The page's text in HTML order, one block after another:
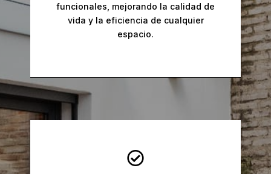
funcionales, mejorando la calidad de
vida y la eficiencia de cualquier
espacio.